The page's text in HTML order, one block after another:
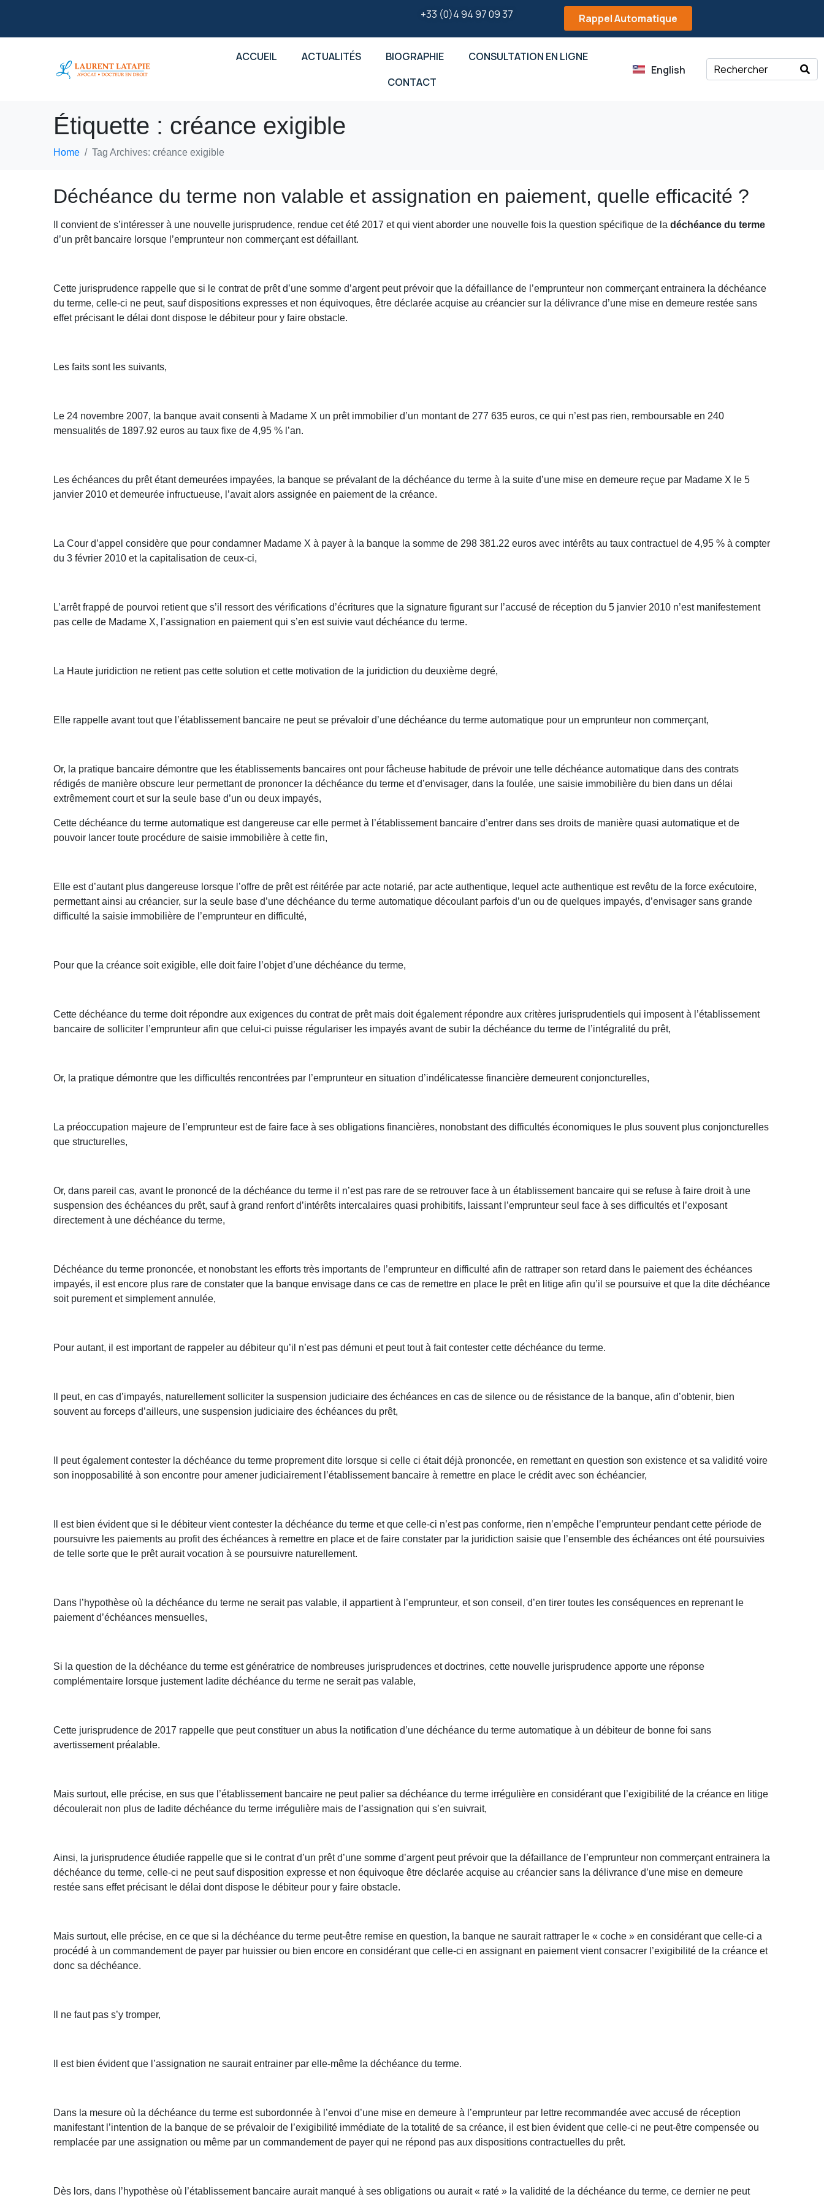
+33 (0)4 94 97 09 37 Rappel Automatique
ACCUEIL ACTUALITÉS BIOGRAPHIE
CONSULTATION EN LIGNE
CONTACT
English
Étiquette : créance exigible
Home Tag Archives: créance exigible
Déchéance du terme non valable et assignation en paiement, quelle efficacité ?
Il convient de s’intéresser à une nouvelle jurisprudence, rendue cet été 2017 et qui vient aborder une nouvelle fois la question spécifique de ladéchéance du terme
d’un prêt bancaire lorsque l’emprunteur non commerçant est défaillant.
Cette jurisprudence rappelle que si le contrat de prêt d’une somme d’argent peut prévoir que la défaillance de l’emprunteur non commerçant entrainera la déchéance
du terme, celle-ci ne peut, sauf dispositions expresses et non équivoques, être déclarée acquise au créancier sur la délivrance d’une mise en demeure restée sans
effet précisant le délai dont dispose le débiteur pour y faire obstacle.
Les faits sont les suivants,
Le 24 novembre 2007, la banque avait consenti à Madame X un prêt immobilier d’un montant de 277 635 euros, ce qui n’est pas rien, remboursable en 240
mensualités de 1897.92 euros au taux fixe de 4,95 % l’an.
Les échéances du prêt étant demeurées impayées, la banque se prévalant de la déchéance du terme à la suite d’une mise en demeure reçue par Madame X le 5
janvier 2010 et demeurée infructueuse, l’avait alors assignée en paiement de la créance.
La Cour d’appel considère que pour condamner Madame X à payer à la banque la somme de 298 381.22 euros avec intérêts au taux contractuel de 4,95 % à compter
du 3 février 2010 et la capitalisation de ceux-ci,
L’arrêt frappé de pourvoi retient que s’il ressort des vérifications d’écritures que la signature figurant sur l’accusé de réception du 5 janvier 2010 n’est manifestement
pas celle de Madame X, l’assignation en paiement qui s’en est suivie vaut déchéance du terme.
La Haute juridiction ne retient pas cette solution et cette motivation de la juridiction du deuxième degré,
Elle rappelle avant tout que l’établissement bancaire ne peut se prévaloir d’une déchéance du terme automatique pour un emprunteur non commerçant,
Or, la pratique bancaire démontre que les établissements bancaires ont pour fâcheuse habitude de prévoir une telle déchéance automatique dans des contrats
rédigés de manière obscure leur permettant de prononcer la déchéance du terme et d’envisager, dans la foulée, une saisie immobilière du bien dans un délai
extrêmement court et sur la seule base d’un ou deux impayés,
Cette déchéance du terme automatique est dangereuse car elle permet à l’établissement bancaire d’entrer dans ses droits de manière quasi automatique et de
pouvoir lancer toute procédure de saisie immobilière à cette fin,
Elle est d’autant plus dangereuse lorsque l’offre de prêt est réitérée par acte notarié, par acte authentique, lequel acte authentique est revêtu de la force exécutoire,
permettant ainsi au créancier, sur la seule base d’une déchéance du terme automatique découlant parfois d’un ou de quelques impayés, d’envisager sans grande
difficulté la saisie immobilière de l’emprunteur en difficulté,
Pour que la créance soit exigible, elle doit faire l’objet d’une déchéance du terme,
Cette déchéance du terme doit répondre aux exigences du contrat de prêt mais doit également répondre aux critères jurisprudentiels qui imposent à l’établissement
bancaire de solliciter l’emprunteur afin que celui-ci puisse régulariser les impayés avant de subir la déchéance du terme de l’intégralité du prêt,
Or, la pratique démontre que les difficultés rencontrées par l’emprunteur en situation d’indélicatesse financière demeurent conjoncturelles,
La préoccupation majeure de l’emprunteur est de faire face à ses obligations financières, nonobstant des difficultés économiques le plus souvent plus conjoncturelles
que structurelles,
Or, dans pareil cas, avant le prononcé de la déchéance du terme il n’est pas rare de se retrouver face à un établissement bancaire qui se refuse à faire droit à une
suspension des échéances du prêt, sauf à grand renfort d’intérêts intercalaires quasi prohibitifs, laissant l’emprunteur seul face à ses difficultés et l’exposant
directement à une déchéance du terme,
Déchéance du terme prononcée, et nonobstant les efforts très importants de l’emprunteur en difficulté afin de rattraper son retard dans le paiement des échéances
impayés, il est encore plus rare de constater que la banque envisage dans ce cas de remettre en place le prêt en litige afin qu’il se poursuive et que la dite déchéance
soit purement et simplement annulée,
Pour autant, il est important de rappeler au débiteur qu’il n’est pas démuni et peut tout à fait contester cette déchéance du terme.
Il peut, en cas d’impayés, naturellement solliciter la suspension judiciaire des échéances en cas de silence ou de résistance de la banque, afin d’obtenir, bien
souvent au forceps d’ailleurs, une suspension judiciaire des échéances du prêt,
Il peut également contester la déchéance du terme proprement dite lorsque si celle ci était déjà prononcée, en remettant en question son existence et sa validité voire
son inopposabilité à son encontre pour amener judiciairement l’établissement bancaire à remettre en place le crédit avec son échéancier,
Il est bien évident que si le débiteur vient contester la déchéance du terme et que celle-ci n’est pas conforme, rien n’empêche l’emprunteur pendant cette période de
poursuivre les paiements au profit des échéances à remettre en place et de faire constater par la juridiction saisie que l’ensemble des échéances ont été poursuivies
de telle sorte que le prêt aurait vocation à se poursuivre naturellement.
Dans l’hypothèse où la déchéance du terme ne serait pas valable, il appartient à l’emprunteur, et son conseil, d’en tirer toutes les conséquences en reprenant le
paiement d’échéances mensuelles,
Si la question de la déchéance du terme est génératrice de nombreuses jurisprudences et doctrines, cette nouvelle jurisprudence apporte une réponse
complémentaire lorsque justement ladite déchéance du terme ne serait pas valable,
Cette jurisprudence de 2017 rappelle que peut constituer un abus la notification d’une déchéance du terme automatique à un débiteur de bonne foi sans
avertissement préalable.
Mais surtout, elle précise, en sus que l’établissement bancaire ne peut palier sa déchéance du terme irrégulière en considérant que l’exigibilité de la créance en litige
découlerait non plus de ladite déchéance du terme irrégulière mais de l’assignation qui s’en suivrait,
Ainsi, la jurisprudence étudiée rappelle que si le contrat d’un prêt d’une somme d’argent peut prévoir que la défaillance de l’emprunteur non commerçant entrainera la
déchéance du terme, celle-ci ne peut sauf disposition expresse et non équivoque être déclarée acquise au créancier sans la délivrance d’une mise en demeure
restée sans effet précisant le délai dont dispose le débiteur pour y faire obstacle.
Mais surtout, elle précise, en ce que si la déchéance du terme peut-être remise en question, la banque ne saurait rattraper le « coche » en considérant que celle-ci a
procédé à un commandement de payer par huissier ou bien encore en considérant que celle-ci en assignant en paiement vient consacrer l’exigibilité de la créance et
donc sa déchéance.
Il ne faut pas s’y tromper,
Il est bien évident que l’assignation ne saurait entrainer par elle-même la déchéance du terme.
Dans la mesure où la déchéance du terme est subordonnée à l’envoi d’une mise en demeure à l’emprunteur par lettre recommandée avec accusé de réception
manifestant l’intention de la banque de se prévaloir de l’exigibilité immédiate de la totalité de sa créance, il est bien évident que celle-ci ne peut-être compensée ou
remplacée par une assignation ou même par un commandement de payer qui ne répond pas aux dispositions contractuelles du prêt.
Dès lors, dans l’hypothèse où l’établissement bancaire aurait manqué à ses obligations ou aurait « raté » la validité de la déchéance du terme, ce dernier ne peut